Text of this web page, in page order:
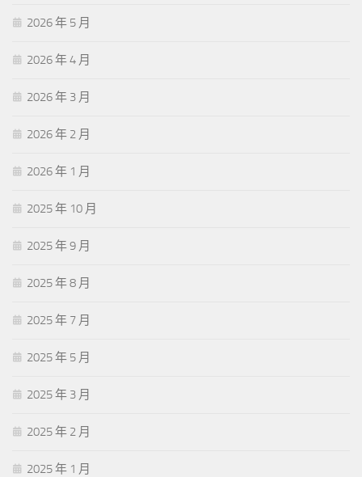
2026 年 5 月
2026 年 4 月
2026 年 3 月
2026 年 2 月
2026 年 1 月
2025 年 10 月
2025 年 9 月
2025 年 8 月
2025 年 7 月
2025 年 5 月
2025 年 3 月
2025 年 2 月
2025 年 1 月